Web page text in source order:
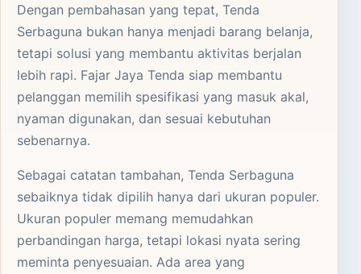
Dengan pembahasan yang tepat, Tenda
Serbaguna bukan hanya menjadi barang belanja,
tetapi solusi yang membantu aktivitas berjalan
lebih rapi. Fajar Jaya Tenda siap membantu
pelanggan memilih spesifikasi yang masuk akal,
nyaman digunakan, dan sesuai kebutuhan
sebenarnya.
Sebagai catatan tambahan, Tenda Serbaguna
sebaiknya tidak dipilih hanya dari ukuran populer.
Ukuran populer memang memudahkan
perbandingan harga, tetapi lokasi nyata sering
meminta penyesuaian. Ada area yang